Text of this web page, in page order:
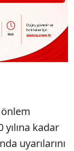
yılına kadar
uyarılarını